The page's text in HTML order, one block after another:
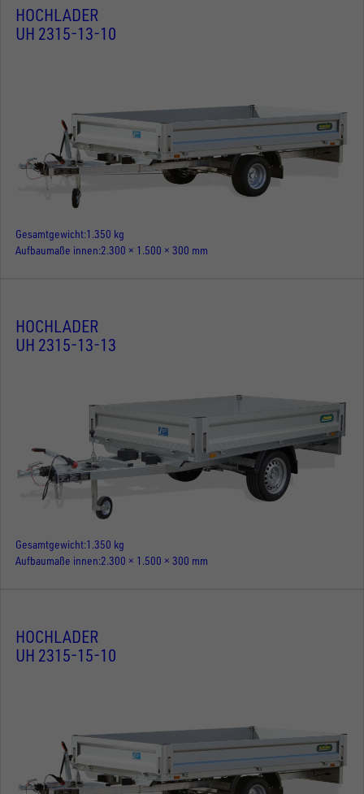
HOCHLADER
UH 2315-13-10
Gesamtgewicht 1.350 kg
Aufbaumaße innen 2.300 × 1.500 × 300 mm
HOCHLADER
UH 2315-13-13
Gesamtgewicht 1.350 kg
Aufbaumaße innen 2.300 × 1.500 × 300 mm
HOCHLADER
UH 2315-15-10